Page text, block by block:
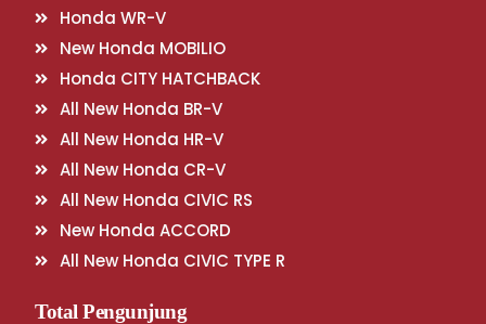
Honda WR-V
New Honda MOBILIO
Honda CITY HATCHBACK
All New Honda BR-V
All New Honda HR-V
All New Honda CR-V
All New Honda CIVIC RS
New Honda ACCORD
All New Honda CIVIC TYPE R
Total Pengunjung